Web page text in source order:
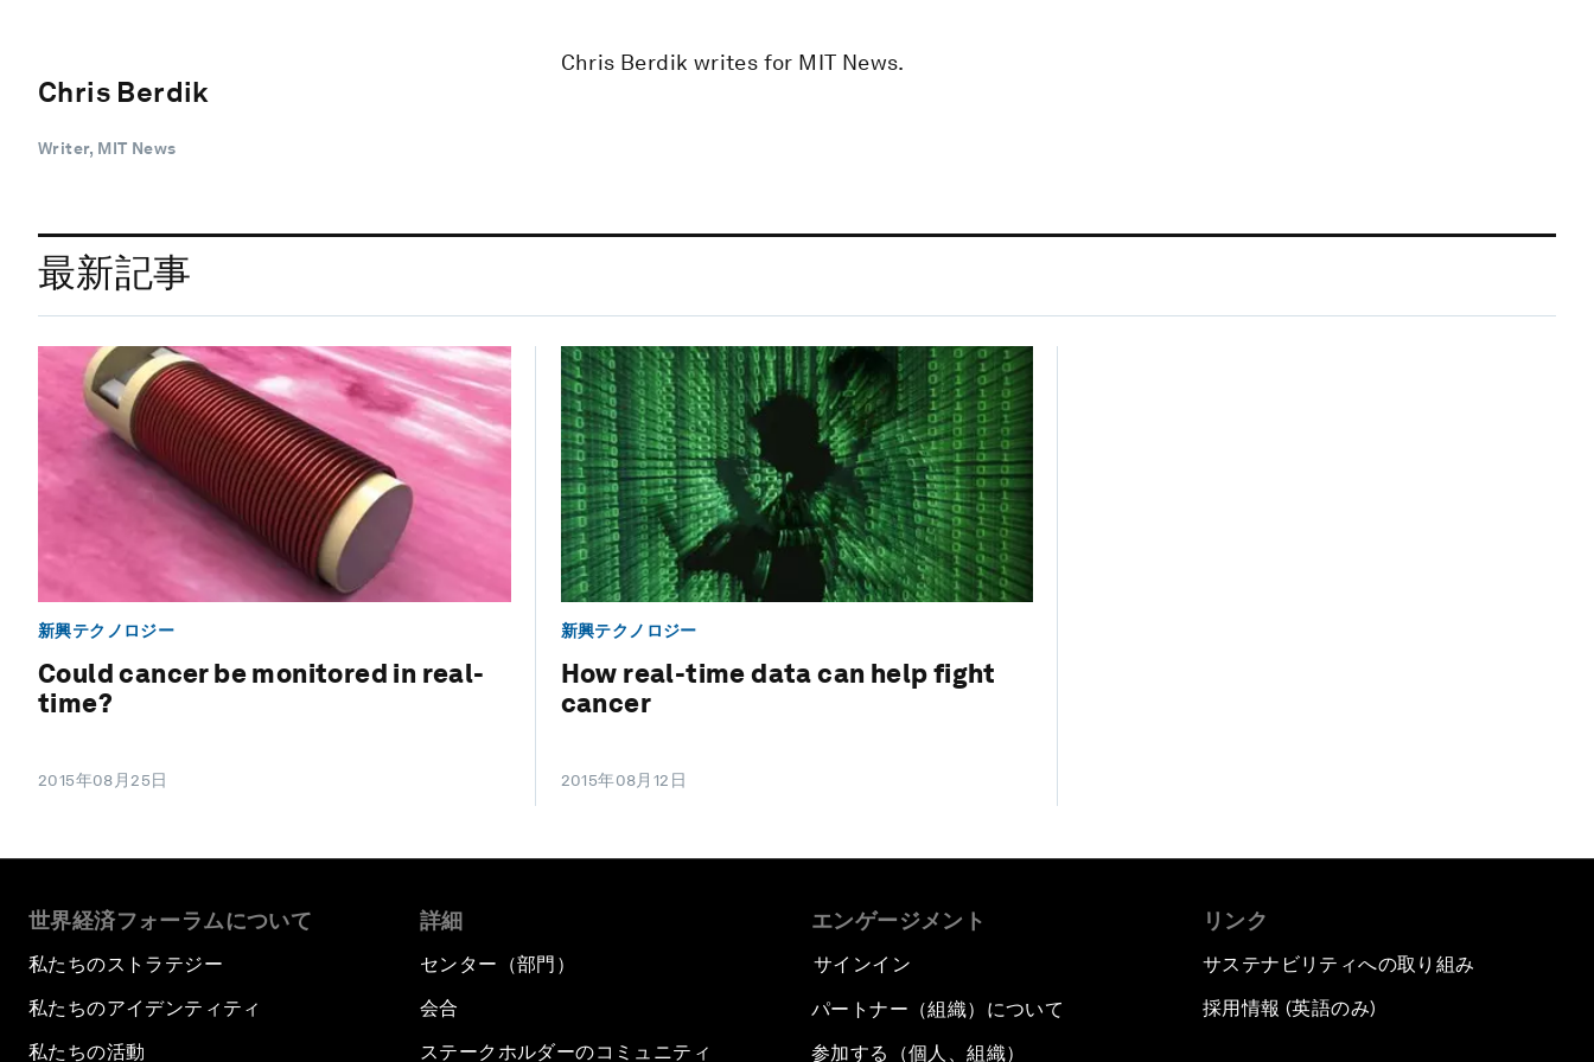
Chris Berdik
Writer, MIT News
Chris Berdik writes for MIT News.
最新記事
新興テクノロジー
Could cancer be monitored in real-
time?
2015年08月25日
新興テクノロジー
How real-time data can help fight
cancer
2015年08月12日
世界経済フォーラムについて
私たちのストラテジー
私たちのアイデンティティ
私たちの活動
詳細
センター（部門）
会合
ステークホルダーのコミュニティ
エンゲージメント
サインイン
パートナー（組織）について
参加する（個人、組織）
リンク
サステナビリティへの取り組み
採用情報 (英語のみ)